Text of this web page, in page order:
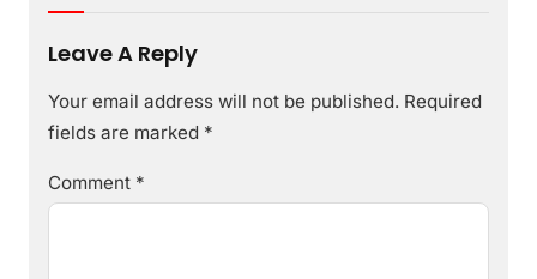
Leave A Reply
Your email address will not be published. Required
fields are marked *
Comment *